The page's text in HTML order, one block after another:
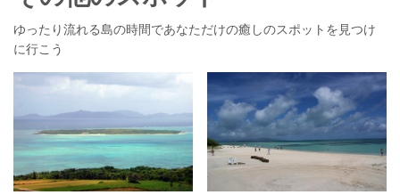
ゆったり流れる島の時間であなただけの癒しのスポットを見つけ
に行こう